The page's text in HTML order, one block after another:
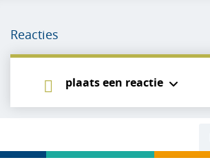
Reacties
plaats een reactie